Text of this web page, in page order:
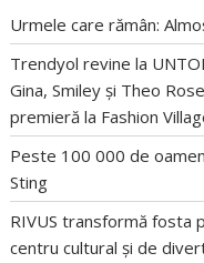
Urmele care rămân:
Trendyol revine la
Gina, Smiley și Theo
premieră la Fashion
Peste 100 000 de
Sting
RIVUS transformă fosta
centru cultural și de